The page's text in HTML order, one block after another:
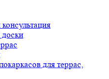
для террас,